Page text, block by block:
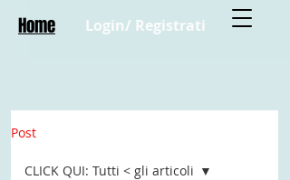
Login/ Registrati
Home
Post
CLICK QUI: Tutti < gli articoli